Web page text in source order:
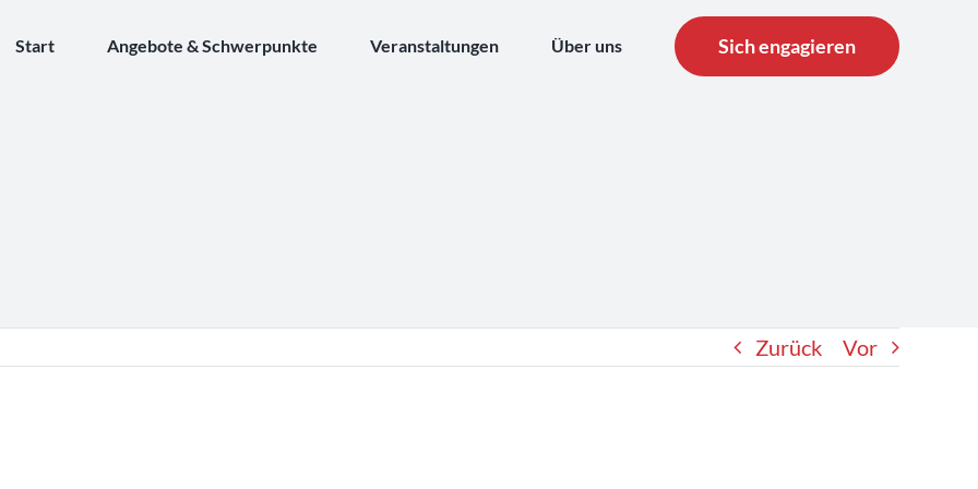
Start Angebote & Schwerpunkte Veranstaltungen Über uns Sich engagieren
Zurück Vor